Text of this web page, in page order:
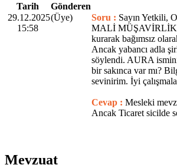
Tarih
Gönderen
29.12.2025
15:58
(Üye) Soru : Sayın Yetkili,
MALİ MÜŞAVİRLİK
kurarak bağımsız
Ancak yabancı adla
söylendi. AURA
bir sakınca var mı?
sevinirim. İyi
Cevap : Mesleki
Ancak Ticaret sicilde
Mevzuat